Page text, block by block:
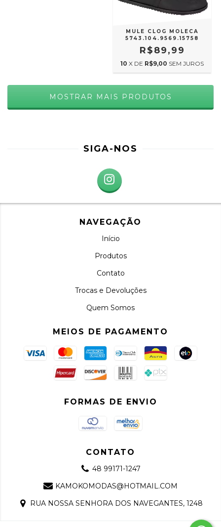
MULE CLOG MOLECA
5743.104.9569.15758
R$89,99
10 X DE R$9,00 SEM JUROS
MOSTRAR MAIS PRODUTOS
SIGA-NOS
NAVEGAÇÃO
Início
Produtos
Contato
Trocas e Devoluções
Quem Somos
MEIOS DE PAGAMENTO
FORMAS DE ENVIO
CONTATO
48 99171-1247
KAMOKOMODAS@HOTMAIL.COM
RUA NOSSA SENHORA DOS NAVEGANTES, 1248